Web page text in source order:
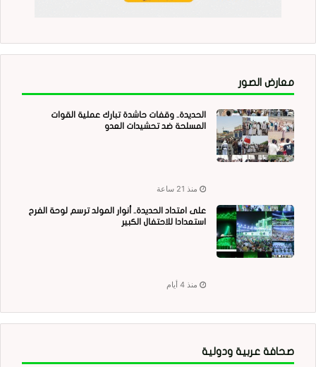
معارض الصور
الحديدة.. وقفات حاشدة تبارك عملية القوات
المسلحة ضد تحشيدات العدو
منذ 21 ساعة
على امتداد الحديدة.. أنوار المولد ترسم لوحة الفرح
استعدادا للاحتفال الكبير
منذ 4 أيام
صحافة عربية ودولية